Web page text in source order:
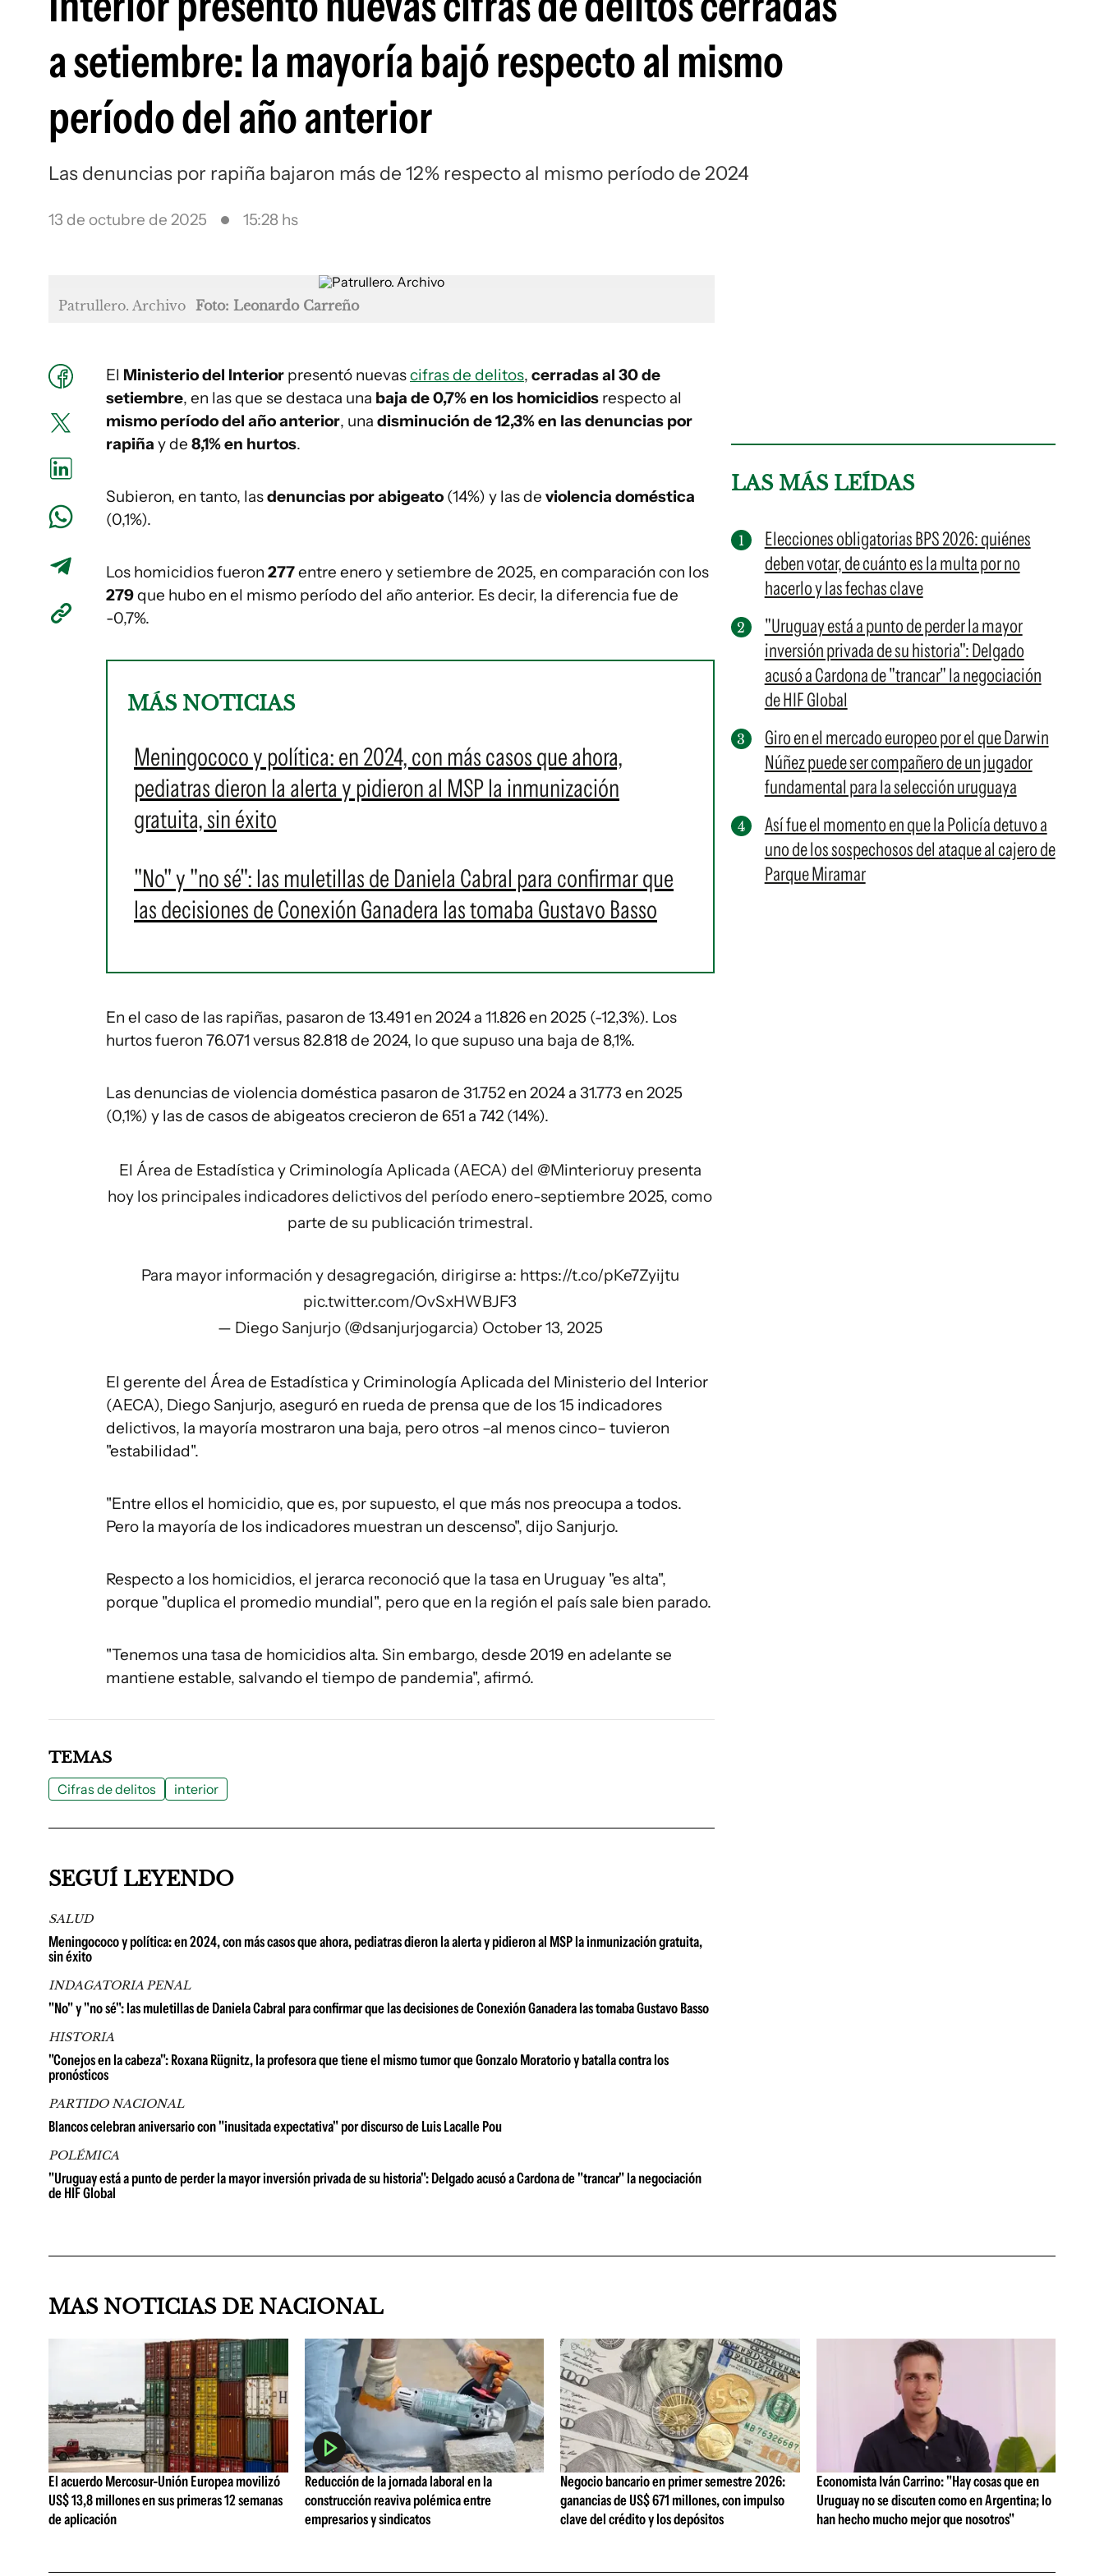
a setiembre: la mayoría bajó respecto al mismo
período del año anterior
Las denuncias por rapiña bajaron más de 12% respecto al mismo período de 2024
13 de octubre de 2025 15:28 hs
Patrullero. Archivo Foto: Leonardo Carreño
El Ministerio del Interior presentó nuevascifras de delitos, cerradas al 30 de
setiembre, en las que se destaca una baja de 0,7% en los homicidios respecto al
mismo período del año anterior, una disminución de 12,3% en las denuncias por
rapiña y de 8,1% en hurtos.
Subieron, en tanto, lasdenuncias por abigeato (14%) y las de violencia doméstica
(0,1%).
Los homicidios fueron 277entre enero y setiembre de 2025, en comparación con los
279que hubo en el mismo período del año anterior. Es decir, la diferencia fue de
-0,7%.
MÁS NOTICIAS
Meningococo y política: en 2024, con más casos que ahora,
pediatras dieron la alerta y pidieron al MSP la inmunización
gratuita, sin éxito
"No" y "no sé": las muletillas de Daniela Cabral para confirmar que
las decisiones de Conexión Ganadera las tomaba Gustavo Basso
En el caso de las rapiñas, pasaron de 13.491 en 2024 a 11.826 en 2025 (-12,3%). Los
hurtos fueron 76.071 versus 82.818 de 2024, lo que supuso una baja de 8,1%.
Las denuncias de violencia doméstica pasaron de 31.752 en 2024 a 31.773 en 2025
(0,1%) y las de casos de abigeatos crecieron de 651 a 742 (14%).
El Área de Estadística y Criminología Aplicada (AECA) del @Minterioruypresenta
hoy los principales indicadores delictivos del período enero-septiembre 2025, como
parte de su publicación trimestral.
Para mayor información y desagregación, dirigirse a: https://t.co/pKe7Zyijtu
pic.twitter.com/OvSxHWBJF3
— Diego Sanjurjo (@dsanjurjogarcia) October 13, 2025
El gerente del Área de Estadística y Criminología Aplicada del Ministerio del Interior
(AECA), Diego Sanjurjo, aseguró en rueda de prensa que de los 15 indicadores
delictivos, la mayoría mostraron una baja, pero otros –al menos cinco– tuvieron
"estabilidad".
"Entre ellos el homicidio, que es, por supuesto, el que más nos preocupa a todos.
Pero la mayoría de los indicadores muestran un descenso", dijo Sanjurjo.
Respecto a los homicidios, el jerarca reconoció que la tasa en Uruguay "es alta",
porque "duplica el promedio mundial", pero que en la región el país sale bien parado.
"Tenemos una tasa de homicidios alta. Sin embargo, desde 2019 en adelante se
mantiene estable, salvando el tiempo de pandemia", afirmó.
LAS MÁS LEÍDAS
Elecciones obligatorias BPS 2026: quiénes
deben votar, de cuánto es la multa por no
hacerlo y las fechas clave
"Uruguay está a punto de perder la mayor
inversión privada de su historia": Delgado
acusó a Cardona de "trancar" la negociación
de HIF Global
Giro en el mercado europeo por el que Darwin
Núñez puede ser compañero de un jugador
fundamental para la selección uruguaya
Así fue el momento en que la Policía detuvo a
uno de los sospechosos del ataque al cajero de
Parque Miramar
TEMAS
Cifras de delitos interior
SEGUÍ LEYENDO
SALUD
Meningococo y política: en 2024, con más casos que ahora, pediatras dieron la alerta y pidieron al MSP la inmunización gratuita,
sin éxito
INDAGATORIA PENAL
"No" y "no sé": las muletillas de Daniela Cabral para confirmar que las decisiones de Conexión Ganadera las tomaba Gustavo Basso
HISTORIA
"Conejos en la cabeza": Roxana Rügnitz, la profesora que tiene el mismo tumor que Gonzalo Moratorio y batalla contra los
pronósticos
PARTIDO NACIONAL
Blancos celebran aniversario con "inusitada expectativa" por discurso de Luis Lacalle Pou
POLÉMICA
"Uruguay está a punto de perder la mayor inversión privada de su historia": Delgado acusó a Cardona de "trancar" la negociación
de HIF Global
MAS NOTICIAS DE NACIONAL
El acuerdo Mercosur-Unión Europea movilizó
US$ 13,8 millones en sus primeras 12 semanas
de aplicación
Reducción de la jornada laboral en la
construcción reaviva polémica entre
empresarios y sindicatos
Negocio bancario en primer semestre 2026:
ganancias de US$ 671 millones, con impulso
clave del crédito y los depósitos
Economista Iván Carrino: "Hay cosas que en
Uruguay no se discuten como en Argentina; lo
han hecho mucho mejor que nosotros"